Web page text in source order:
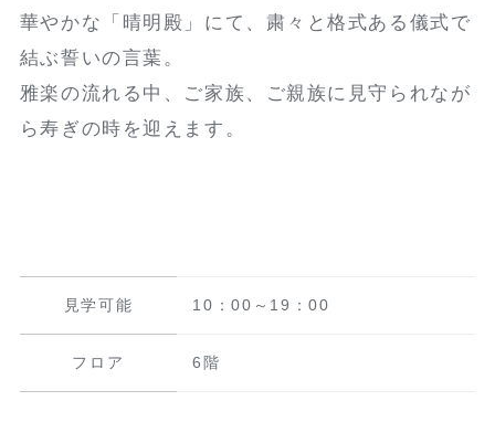
華やかな「晴明殿」にて、粛々と格式ある儀式で
結ぶ誓いの言葉。
雅楽の流れる中、ご家族、ご親族に見守られなが
ら寿ぎの時を迎えます。
見学可能 10：00～19：00
フロア 6階